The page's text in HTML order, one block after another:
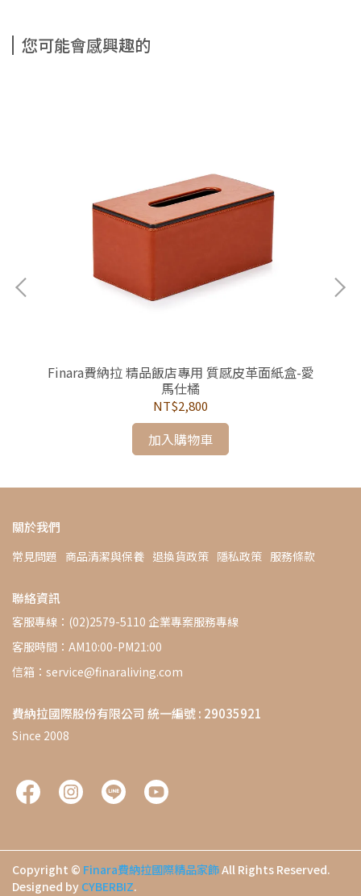
您可能會感興趣的
Finara費納拉 精品飯店專用 質感皮革面紙盒-愛
馬仕橘
NT$2,800
加入購物車
關於我們
常見問題 商品清潔與保養 退換貨政策 隱私政策 服務條款
聯絡資訊
客服專線：(02)2579-5110 企業專案服務專線
客服時間：AM10:00-PM21:00
信箱：service@finaraliving.com
費納拉國際股份有限公司 統一編號 : 29035921
Since 2008
Copyright © Finara費納拉國際精品家飾All Rights Reserved.
Designed by CYBERBIZ.